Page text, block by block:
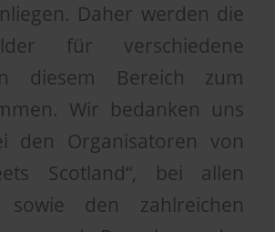
Daher werden die
für verschiedene
diesem Bereich zum
Wir bedanken uns
den Organisatoren von
Scotland“, bei allen
sowie den zahlreichen